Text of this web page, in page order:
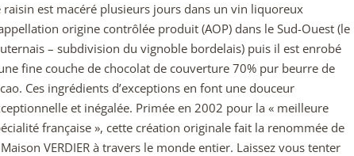
raisin est macéré plusieurs jours dans un vin liquoreux
origine contrôlée produit (AOP) dans le Sud-Ouest (le
– subdivision du vignoble bordelais) puis il est enrobé
fine couche de chocolat de couverture 70% pur beurre de
Ces ingrédients d’exceptions en font une douceur
et inégalée. Primée en 2002 pour la « meilleure
française », cette création originale fait la renommée de
VERDIER à travers le monde entier. Laissez vous tenter